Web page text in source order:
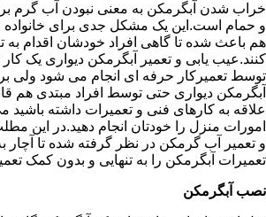
خراب شدن آبگرمکن به معنی نبودن آب
و حمام است.این یک مشکل جدی برای خانواده
هم باعث شده تا گاهی افراد خودشان اقدام به
کنند.عیب یابی و تعمیر آبگرمکن دیواری یک
توسط تعمیرکار حرفه ای انجام می شود ولی
آبگرمکن دیواری حتی توسط افراد مبتدی هم
علاقه به کارهای فنی و تعمیرات داشته باشید
امورات منزل را خودتان انجام دهید.در این
و تعمیر آب گرمکن در نظر گرفته شده تا آچار
تعمیرات آبگرمکن را به تنهایی و بدون کمک
نصب آبگرمکن